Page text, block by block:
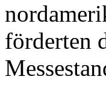
förderten